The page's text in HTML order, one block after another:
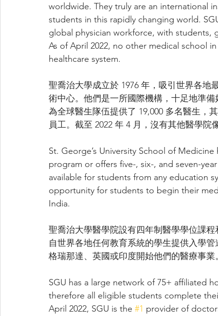
worldwide. They truly are an international
students in this rapidly changing world.
global physician workforce, with students,
As of April 2022, no other medical school
healthcare system.
聖喬治大學成立於 1976 年，吸引世界各地
術中心。他們是一所國際機構，十足地準
為全球醫生隊伍提供了 19,000 多名醫生，
員工。截至 2022 年 4 月，沒有其他醫學
St. George’s University School of
program or offers five-, six-, and seven-
available for students from any education
opportunity for students to begin their
India.
聖喬治大學醫學院設有四年制醫學學位課
自世界各地任何教育系統的學生提供入學
格瑞那達、英國或印度開始他們的醫療事業
SGU has a large network of 75+ affiliated
therefore all eligible students complete
April 2022, SGU is the #1 provider of